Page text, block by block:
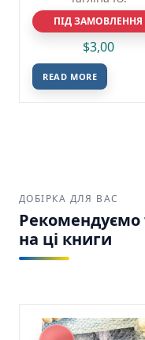
ПІД ЗАМОВЛЕННЯ
$3,00
READ MORE
ДОБІРКА ДЛЯ ВАС
Рекомендуємо
на ці книги